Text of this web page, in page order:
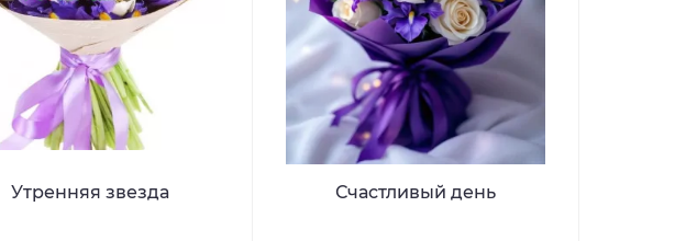
Утренняя звезда Счастливый день